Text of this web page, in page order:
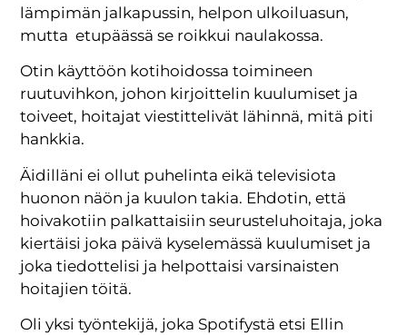
lämpimän jalkapussin, helpon ulkoiluasun,
mutta etupäässä se roikkui naulakossa.
Otin käyttöön kotihoidossa toimineen
ruutuvihkon, johon kirjoittelin kuulumiset ja
toiveet, hoitajat viestittelivät lähinnä, mitä piti
hankkia.
Äidilläni ei ollut puhelinta eikä televisiota
huonon näön ja kuulon takia. Ehdotin, että
hoivakotiin palkattaisiin seurusteluhoitaja, joka
kiertäisi joka päivä kyselemässä kuulumiset ja
joka tiedottelisi ja helpottaisi varsinaisten
hoitajien töitä.
Oli yksi työntekijä, joka Spotifystä etsi Ellin